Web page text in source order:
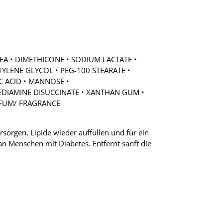
• DIMETHICONE • SODIUM LACTATE •
GLYCOL • PEG-100 STEARATE •
ACID • MANNOSE •
DISUCCINATE • XANTHAN GUM •
FRAGRANCE
Lipide wieder auffüllen und für ein
Menschen mit Diabetes. Entfernt sanft die